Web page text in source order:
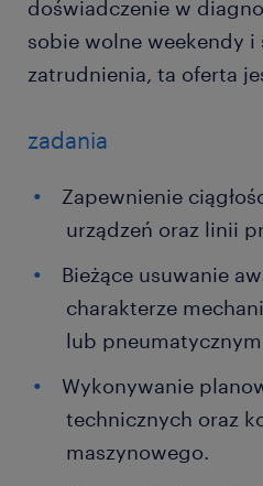
doświadczenie w
sobie wolne weekendy i
zatrudnienia, ta oferta
zadania
Zapewnienie
urządzeń oraz linii
Bieżące usuwanie
charakterze
lub
Wykonywanie
technicznych oraz
maszynowego.